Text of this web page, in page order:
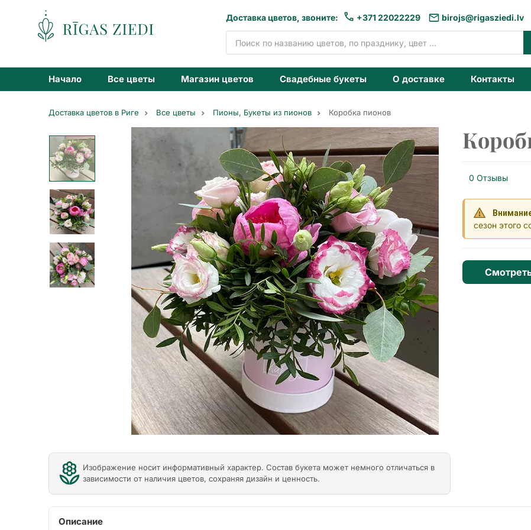
Доставка
цветов
Доставка цветов, звоните: +371 22022229 birojs@rigasziedi.lv
Начало Все цветы Магазин цветов Свадебные букеты О доставке Контакты
Доставка цветов в Риге Все цветы Пионы, Букеты из пионов Коробка пионов
Previous
пионов
Next
Изображение носит информативный характер. Состав букета может немного отличаться в
зависимости от наличия цветов, сохраняя дизайн и ценность.
0 Отзывы
сезон этого
Описание